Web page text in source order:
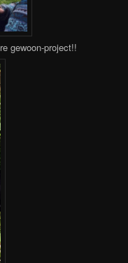
gewoon-project!!